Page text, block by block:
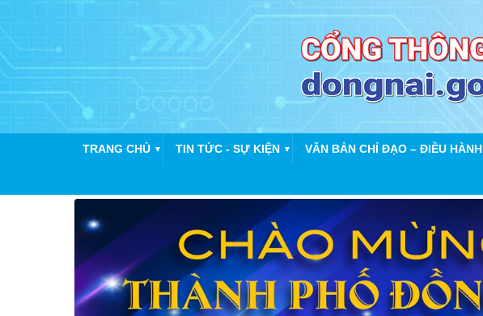
TRANG CHỦ ▼ TIN TỨC - SỰ KIỆN ▼ VĂN BẢN CHỈ ĐẠO – ĐIỀU HÀNH